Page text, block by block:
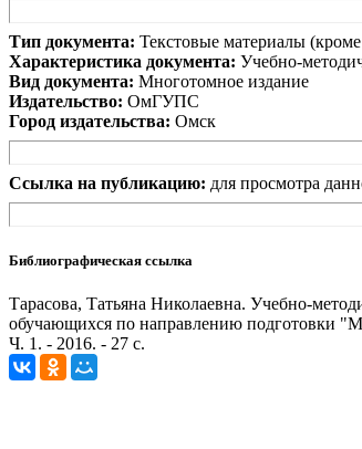
Тип документа: Текстовые материалы
Характеристика документа: Учебно-
Вид документа: Многотомное издание
Издательство: ОмГУПС
Город издательства: Омск
Ссылка на публикацию: для просмотра
Библиографическая ссылка
Тарасова, Татьяна Николаевна. Учебно-
обучающихся по направлению
Ч. 1. - 2016. - 27 с.